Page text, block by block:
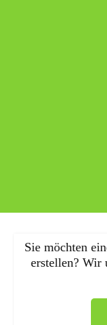
Sie möchten
erstellen? Wir